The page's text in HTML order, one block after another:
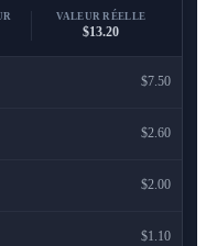
VALEUR RÉELLE
$13.20
$7.50
$2.60
$2.00
$1.10